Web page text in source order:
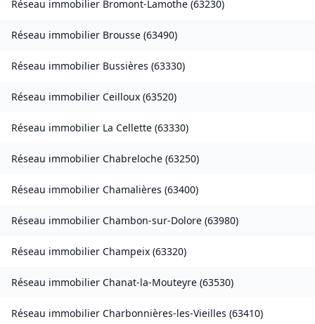
Réseau immobilier Bromont-Lamothe (63230)
Réseau immobilier Brousse (63490)
Réseau immobilier Bussières (63330)
Réseau immobilier Ceilloux (63520)
Réseau immobilier La Cellette (63330)
Réseau immobilier Chabreloche (63250)
Réseau immobilier Chamalières (63400)
Réseau immobilier Chambon-sur-Dolore (63980)
Réseau immobilier Champeix (63320)
Réseau immobilier Chanat-la-Mouteyre (63530)
Réseau immobilier Charbonnières-les-Vieilles (63410)